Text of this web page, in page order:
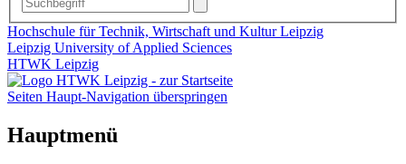
Hochschule für Technik, Wirtschaft und Kultur Leipzig
Leipzig University of Applied Sciences
HTWK Leipzig
Seiten Haupt-Navigation überspringen
Hauptmenü